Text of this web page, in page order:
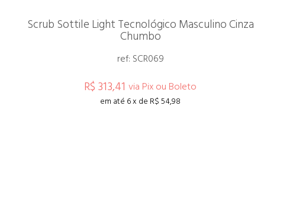
Scrub Sottile Light Tecnológico Masculino Cinza
Chumbo
ref: SCR069
R$ 313,41 via Pix ou Boleto
em até 6 x de R$ 54,98